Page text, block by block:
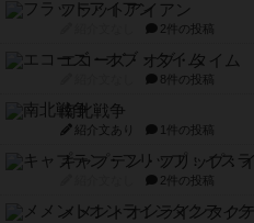
フラットアイアン
2件の投稿
エコーズ・オブ・タイム
8件の投稿
南北戦争
紹介文あり 1件の投稿
キャプテン・フリップ：
2件の投稿
メメントオンラインタク